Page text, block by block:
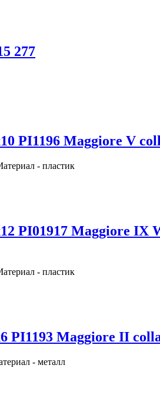
277
PI1196 Maggiore V
- пластик
PI01917 Maggiore IX
- пластик
PI1193 Maggiore II
- металл